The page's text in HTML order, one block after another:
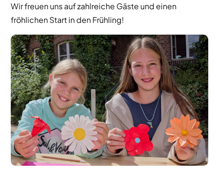
Wir freuen uns auf zahlreiche Gäste und einen
fröhlichen Start in den Frühling!